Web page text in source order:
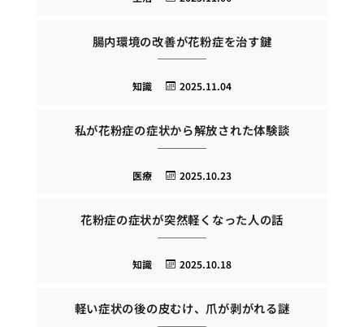
腸内環境の改善が花粉症を治す鍵
2025.11.04
知識
私が花粉症の症状から解放された体験談
2025.10.23
医療
花粉症の症状が突然軽くなった人の話
2025.10.18
知識
軽い症状の後の皮むけ、爪が剥がれる謎